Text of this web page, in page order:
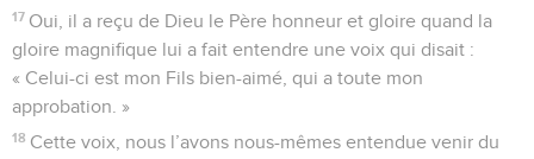
17 Oui, il a reçu de Dieu le Père honneur et gloire quand la
gloire magnifique lui a fait entendre une voix qui disait :
« Celui-ci est mon Fils bien-aimé, qui a toute mon
approbation. »
18 Cette voix, nous l’avons nous-mêmes entendue venir du